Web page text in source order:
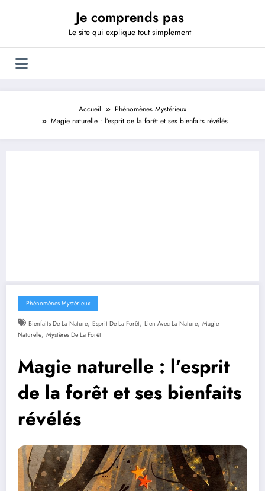
Je comprends pas
Le site qui explique tout simplement
Accueil
Phénomènes Mystérieux
Magie naturelle : l’esprit de la forêt et ses bienfaits révélés
Phénomènes Mystérieux
Bienfaits De La Nature, Esprit De La Forêt, Lien Avec La Nature, Magie
Naturelle, Mystères De La Forêt
Magie naturelle : l’esprit
de la forêt et ses bienfaits
révélés